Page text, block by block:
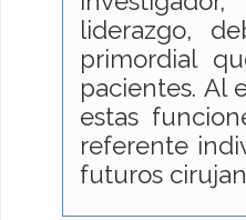
liderazgo,
primordial
pacientes. Al
estas
referente
futuros